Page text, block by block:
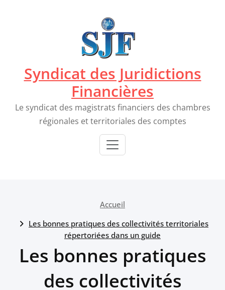
Syndicat des Juridictions
Financières
Le syndicat des magistrats financiers des chambres
régionales et territoriales des comptes
Accueil
Les bonnes pratiques des collectivités territoriales
répertoriées dans un guide
Les bonnes pratiques
des collectivités